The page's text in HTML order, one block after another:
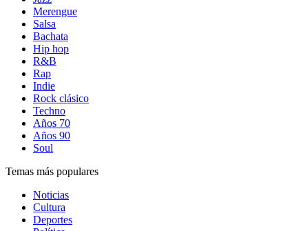
Merengue
Salsa
Bachata
Hip hop
R&B
Rap
Indie
Rock clásico
Techno
Años 70
Años 90
Soul
Temas más populares
Noticias
Cultura
Deportes